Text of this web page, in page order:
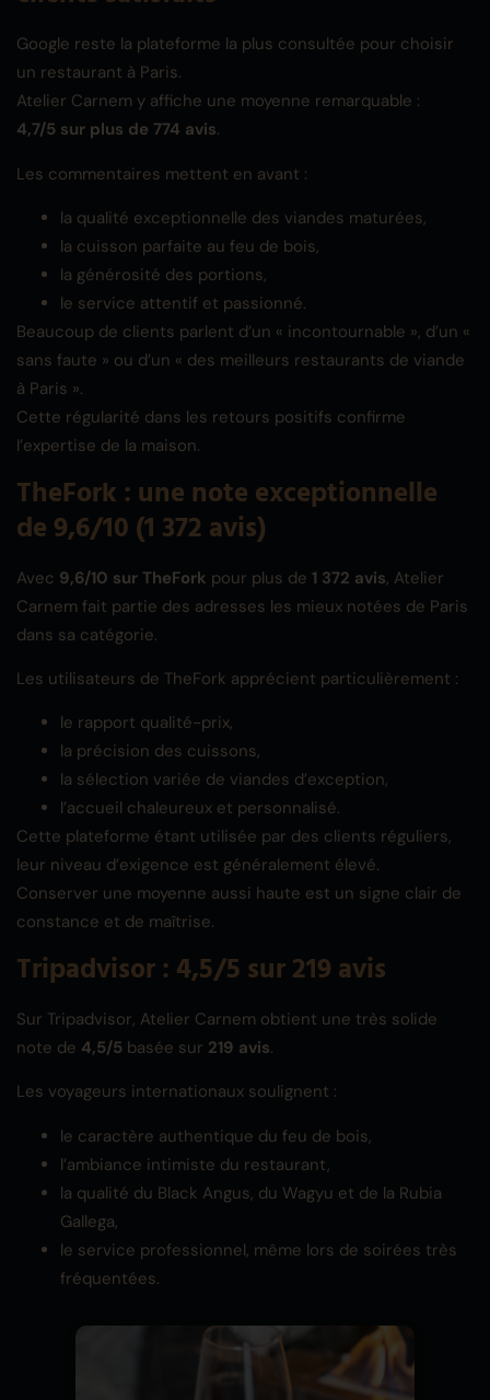
Google reste la plateforme la plus consultée pour choisir
un restaurant à Paris.
Atelier Carnem y affiche une moyenne remarquable :
4,7/5 sur plus de 774 avis.
Les commentaires mettent en avant :
la qualité exceptionnelle des viandes maturées,
la cuisson parfaite au feu de bois,
la générosité des portions,
le service attentif et passionné.
Beaucoup de clients parlent d’un « incontournable », d’un «
sans faute » ou d’un « des meilleurs restaurants de viande
à Paris ».
Cette régularité dans les retours positifs confirme
l’expertise de la maison.
TheFork : une note exceptionnelle
de 9,6/10 (1 372 avis)
Avec 9,6/10 sur TheFork pour plus de 1 372 avis, Atelier
Carnem fait partie des adresses les mieux notées de Paris
dans sa catégorie.
Les utilisateurs de TheFork apprécient particulièrement :
le rapport qualité-prix,
la précision des cuissons,
la sélection variée de viandes d’exception,
l’accueil chaleureux et personnalisé.
Cette plateforme étant utilisée par des clients réguliers,
leur niveau d’exigence est généralement élevé.
Conserver une moyenne aussi haute est un signe clair de
constance et de maîtrise.
Tripadvisor : 4,5/5 sur 219 avis
Sur Tripadvisor, Atelier Carnem obtient une très solide
note de 4,5/5 basée sur 219 avis.
Les voyageurs internationaux soulignent :
le caractère authentique du feu de bois,
l’ambiance intimiste du restaurant,
la qualité du Black Angus, du Wagyu et de la Rubia
Gallega,
le service professionnel, même lors de soirées très
fréquentées.